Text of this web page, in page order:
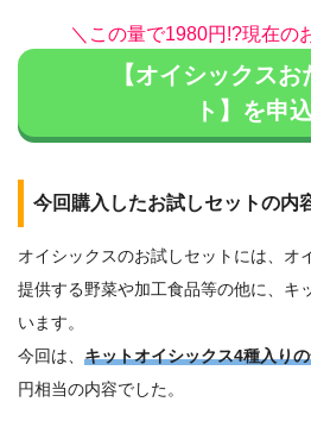
＼この量で1980円!?現在の
【オイシックス
ト】を申
今回購入したお試しセットの内
オイシックスのお試しセットには、オ
提供する野菜や加工食品等の他に、キ
います。
今回は、 キットオイシックス4種入り
円相当の内容でした。